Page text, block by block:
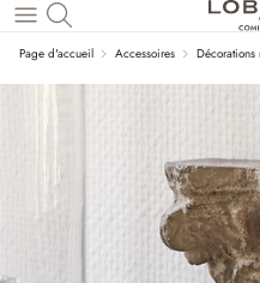
Revenir au contenu principal
Page d'accueil Accessoires Décorations